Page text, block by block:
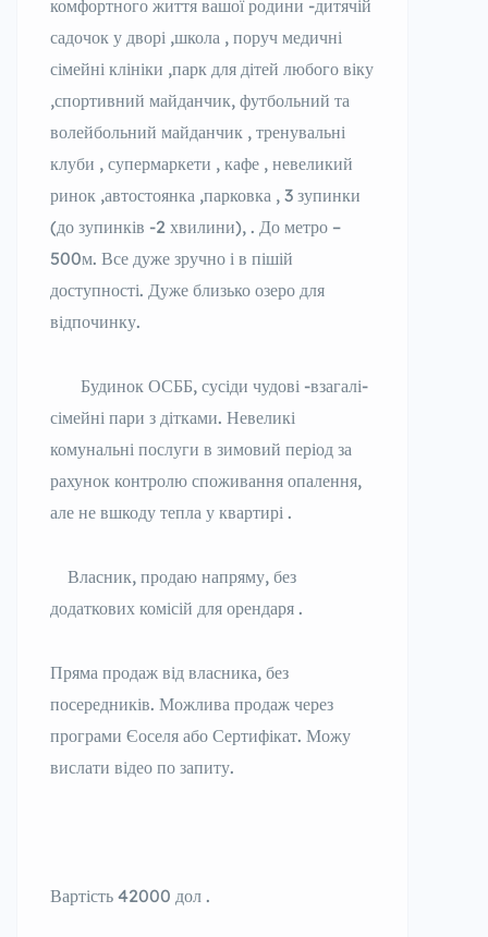
комфортного життя вашої родини -дитячій
садочок у дворі ,школа , поруч медичні
сімейні клініки ,парк для дітей любого віку
,спортивний майданчик, футбольний та
волейбольний майданчик , тренувальні
клуби , супермаркети , кафе , невеликий
ринок ,автостоянка ,парковка , 3 зупинки
(до зупинків -2 хвилини), . До метро –
500м. Все дуже зручно і в пішій
доступності. Дуже близько озеро для
відпочинку.
Будинок ОСББ, сусіди чудові -взагалі-
сімейні пари з дітками. Невеликі
комунальні послуги в зимовий період за
рахунок контролю споживання опалення,
але не вшкоду тепла у квартирі .
Власник, продаю напряму, без
додаткових комісій для орендаря .
Пряма продаж від власника, без
посередників. Можлива продаж через
програми Єоселя або Сертифікат. Можу
вислати відео по запиту.
Вартість 42000 дол .